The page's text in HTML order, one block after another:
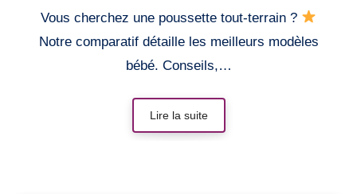
Vous cherchez une poussette tout-terrain ?
Notre comparatif détaille les meilleurs modèles
bébé. Conseils,…
Lire la suite